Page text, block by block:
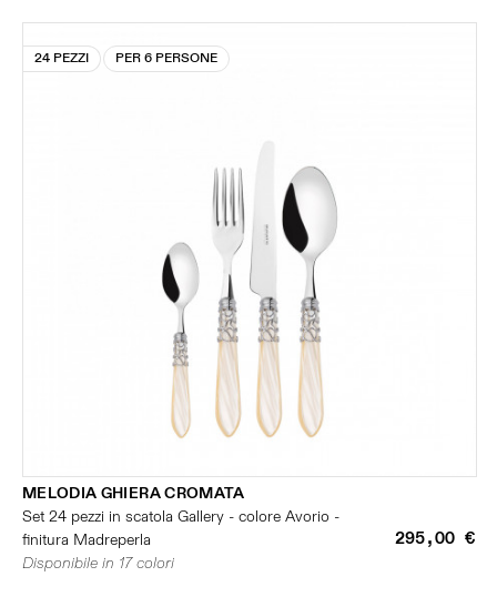
24 PEZZI PER 6 PERSONE
MELODIA GHIERA CROMATA
Set 24 pezzi in scatola Gallery - colore Avorio -
finitura Madreperla
295,00 €
Disponibile in 17 colori